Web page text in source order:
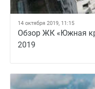
14 октября 2019, 11:15
Обзор ЖК «Южная
2019